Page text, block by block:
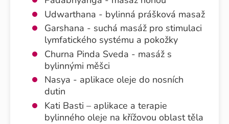
Udwarthana - bylinná prášková masaž
Garshana - suchá masáž pro stimulaci
lymfatického systému a pokožky
Churna Pinda Sveda - masáž s
bylinnými měšci
Nasya - aplikace oleje do nosních
dutin
Kati Basti – aplikace a terapie
bylinného oleje na křížovou oblast těla